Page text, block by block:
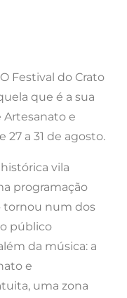
Festival do Crato
que é a sua
Artesanato e
27 a 31 de agosto.
vila
programação
tornou num dos
público
da música: a
e
uma zona